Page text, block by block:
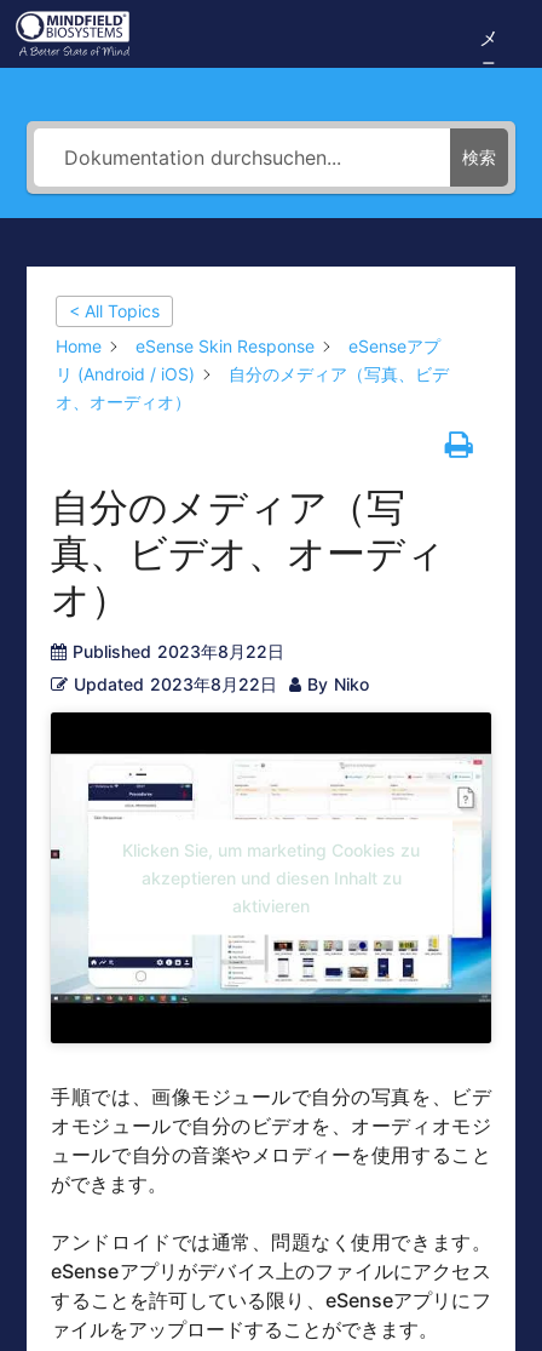
コ
ン
へ
Mindfield
メ
ニ
ー
検索
< All Topics
Home
eSense Skin Response
eSenseアプ
リ (Android / iOS)
自分のメディア（写真、ビデ
オ、オーディオ）
自分のメディア（写
真、ビデオ、オーディ
オ）
Published 2023年8月22日
Updated 2023年8月22日 By Niko
Klicken Sie, um marketing Cookies zu
akzeptieren und diesen Inhalt zu
aktivieren
手順では、画像モジュールで自分の写真を、ビデ
オモジュールで自分のビデオを、オーディオモジ
ュールで自分の音楽やメロディーを使用すること
ができます。
アンドロイドでは通常、問題なく使用できます。
eSenseアプリがデバイス上のファイルにアクセス
することを許可している限り、eSenseアプリにフ
ァイルをアップロードすることができます。